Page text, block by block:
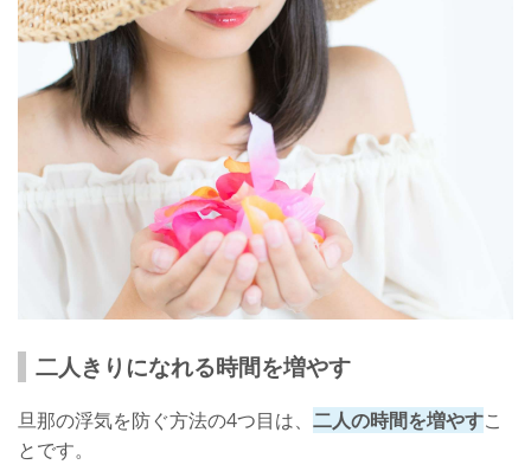
二人きりになれる時間を増やす
旦那の浮気を防ぐ方法の4つ目は、 二人の時間を増やすこ
とです。